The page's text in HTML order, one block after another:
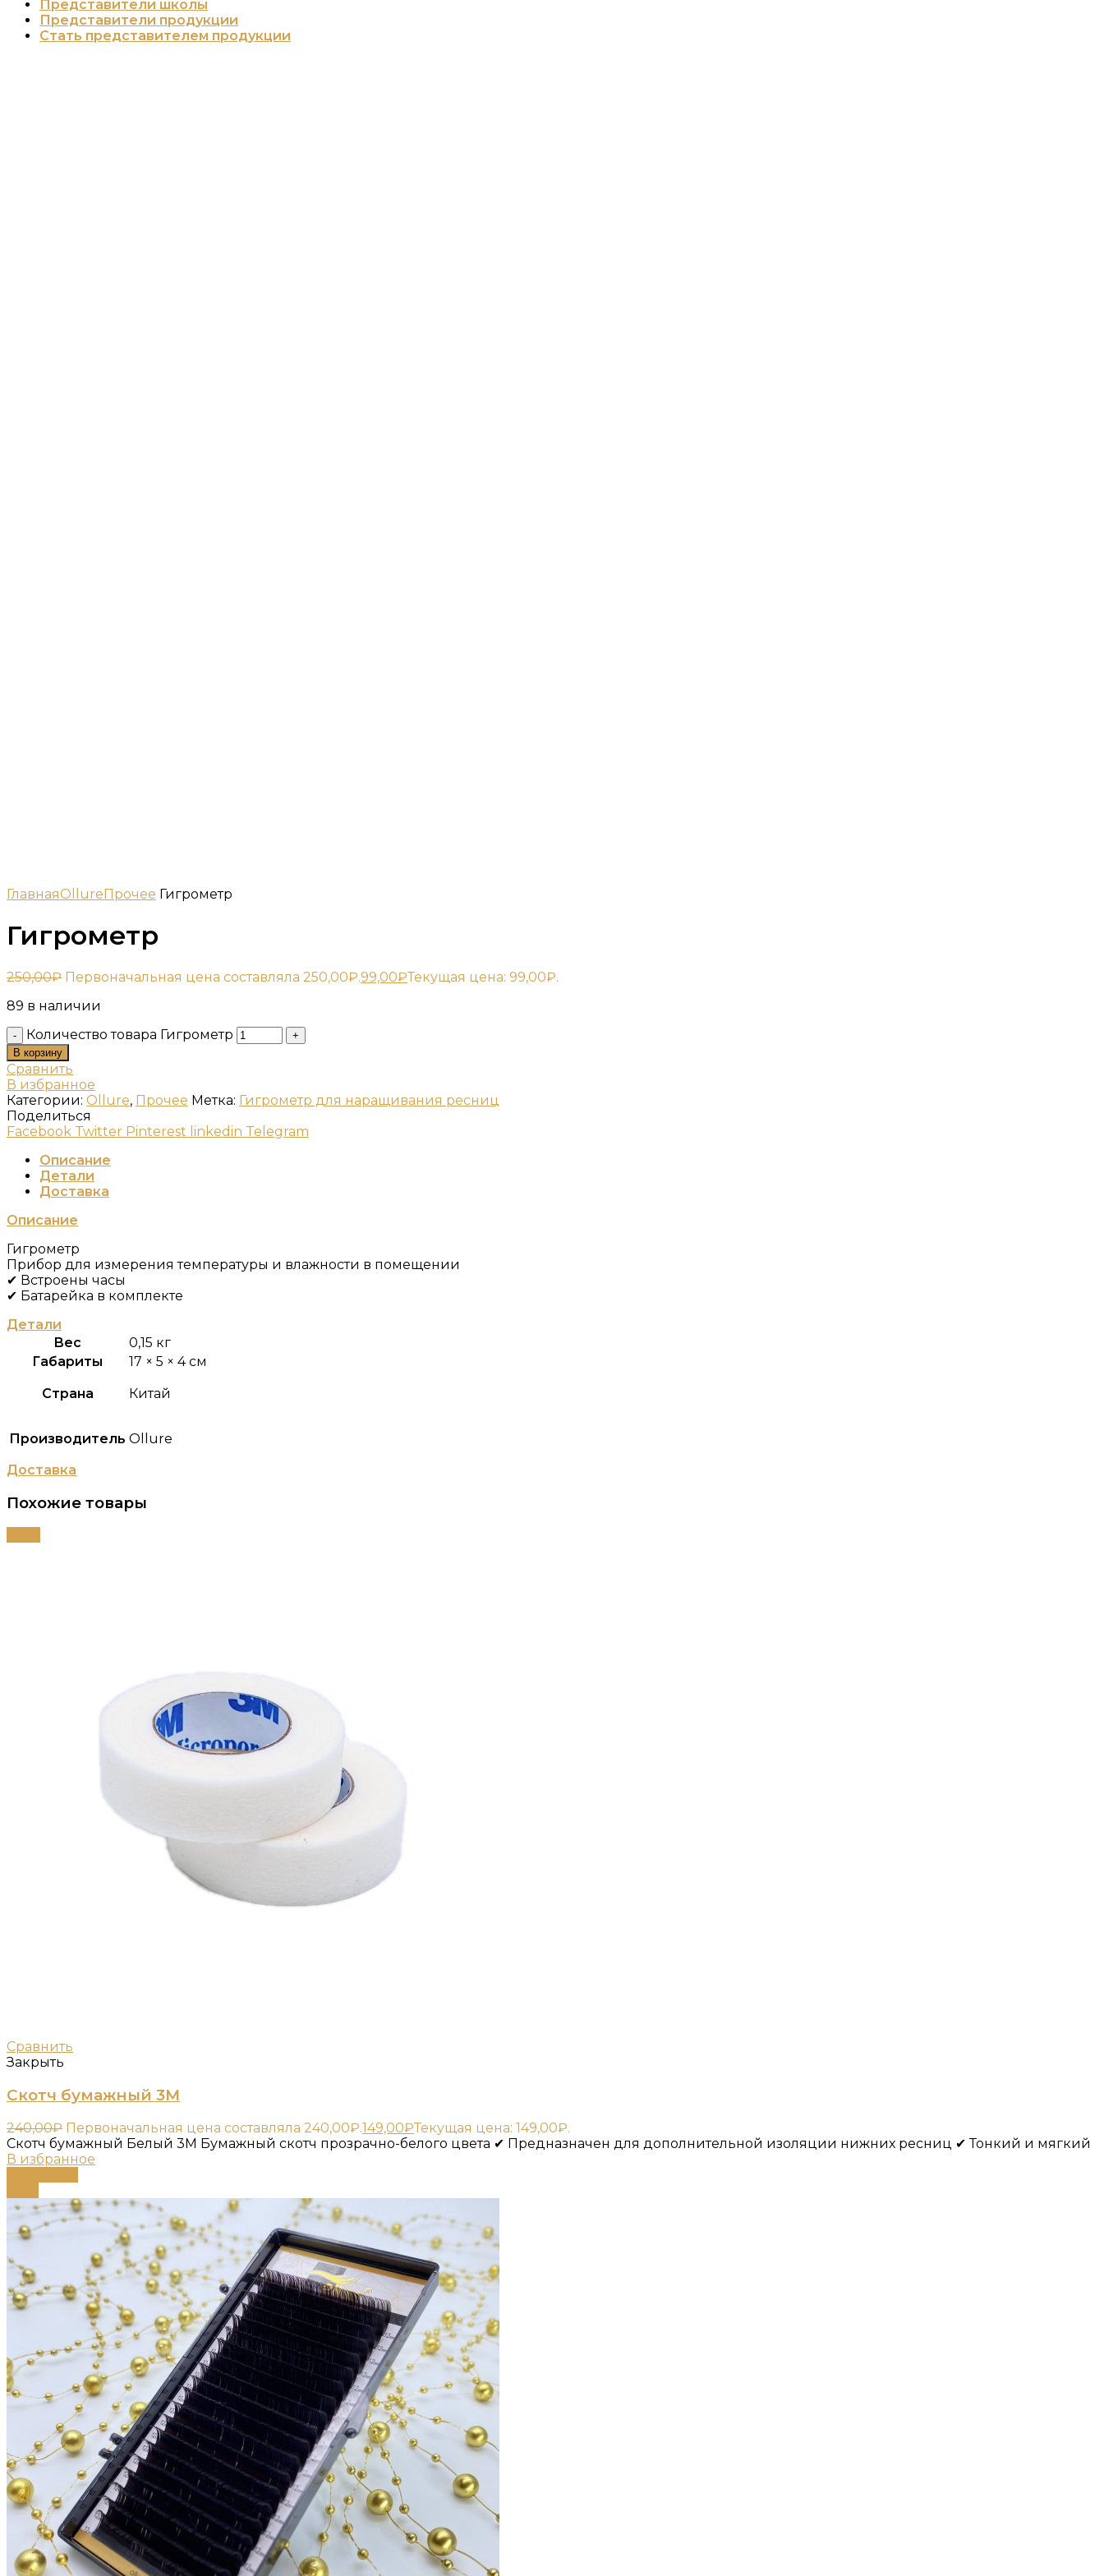
Представители школы
Представители продукции
Стать представителем продукции
ГлавнаяOllureПрочее Гигрометр
Гигрометр
250,00₽ Первоначальная цена составляла 250,00₽.99,00₽Текущая цена: 99,00₽.
89 в наличии
Количество товара Гигрометр
В корзину
Сравнить
В избранное
Категории: Ollure, Прочее Метка: Гигрометр для наращивания ресниц
Поделиться
Facebook Twitter Pinterest linkedin Telegram
Описание
Детали
Доставка
Описание
Гигрометр
Прибор для измерения температуры и влажности в помещении
✔ Встроены часы
✔ Батарейка в комплекте
Детали
Вес
0,15 кг
Габариты
17 × 5 × 4 см
Страна Китай
Производитель Ollure
Доставка
Похожие товары
Сравнить
Закрыть
Скотч бумажный 3М
240,00₽ Первоначальная цена составляла 240,00₽.149,00₽Текущая цена: 149,00₽.
Скотч бумажный Белый 3М Бумажный скотч прозрачно-белого цвета ✔ Предназначен для дополнительной изоляции нижних ресниц ✔ Тонкий и мягкий
В избранное